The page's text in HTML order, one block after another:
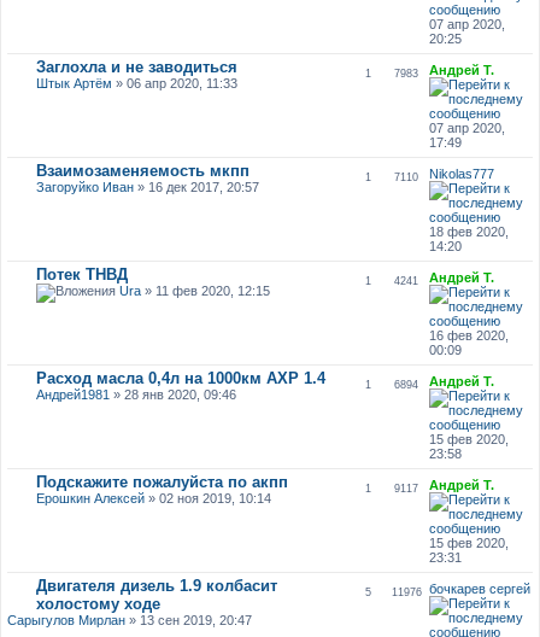
07 апр 2020,
20:25
Заглохла и не заводиться
Штык Артём » 06 апр 2020, 11:33
1 7983 Андрей Т.
07 апр 2020,
17:49
Взаимозаменяемость мкпп
Загоруйко Иван» 16 дек 2017, 20:57
1 7110 Nikolas777
18 фев 2020,
14:20
Потек ТНВД
Ura» 11 фев 2020, 12:15
1 4241 Андрей Т.
16 фев 2020,
00:09
Расход масла 0,4л на 1000км AXP 1.4
Андрей1981 » 28 янв 2020, 09:46
1 6894 Андрей Т.
15 фев 2020,
23:58
Подскажите пожалуйста по акпп
Ерошкин Алексей» 02 ноя 2019, 10:14
1 9117 Андрей Т.
15 фев 2020,
23:31
Двигателя дизель 1.9 колбасит
холостому ходе
Сарыгулов Мирлан» 13 сен 2019, 20:47
5 11976 бочкарев сергей